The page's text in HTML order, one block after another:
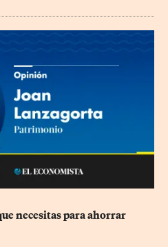
necesitas para ahorrar